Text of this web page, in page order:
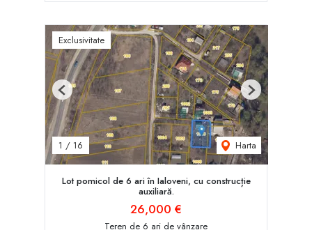
Exclusivitate
1 / 16 Harta
Previous Next
Lot pomicol de 6 ari în Ialoveni, cu construcție
auxiliară.
26,000 €
Teren de 6 ari de vânzare